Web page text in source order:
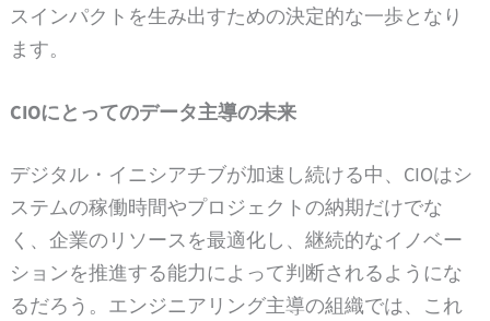
スインパクトを生み出すための決定的な一歩となり
ます。
CIOにとってのデータ主導の未来
デジタル・イニシアチブが加速し続ける中、CIOはシ
ステムの稼働時間やプロジェクトの納期だけでな
く、企業のリソースを最適化し、継続的なイノベー
ションを推進する能力によって判断されるようにな
るだろう。エンジニアリング主導の組織では、これ